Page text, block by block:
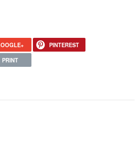
PINTEREST
PRINT